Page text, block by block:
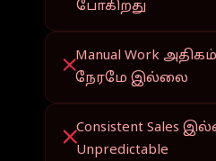
போகிறது
Manual Work
நேரமே இல்லை
Consistent Sales
Unpredictable